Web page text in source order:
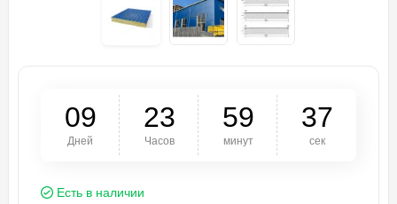
09
Дней
23
Часов
59
минут
37
сек
Есть в наличии